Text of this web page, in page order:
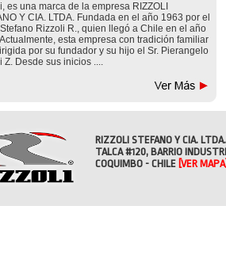
es una marca de la empresa RIZZOLI
Y CIA. LTDA. Fundada en el año 1963 por el
Rizzoli R., quien llegó a Chile en el año
esta empresa con tradición familiar
por su fundador y su hijo el Sr. Pierangelo
Z. Desde sus inicios ....
RIZZOLI STEFANO Y CIA. LTDA.
TALCA #120, BARRIO
COQUIMBO - CHILE [VER